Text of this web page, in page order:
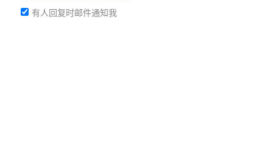
有人回复时邮件通知我